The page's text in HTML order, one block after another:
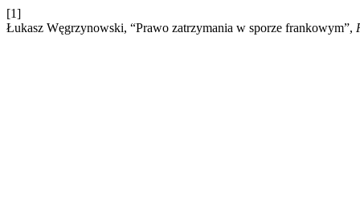
[1]
Łukasz Węgrzynowski, “Prawo zatrzymania w sporze frankowym”,